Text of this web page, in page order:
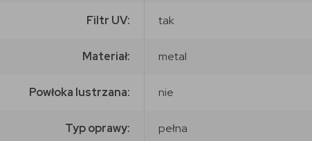
Filtr UV: tak
Materiał: metal
Powłoka lustrzana: nie
Typ oprawy: pełna